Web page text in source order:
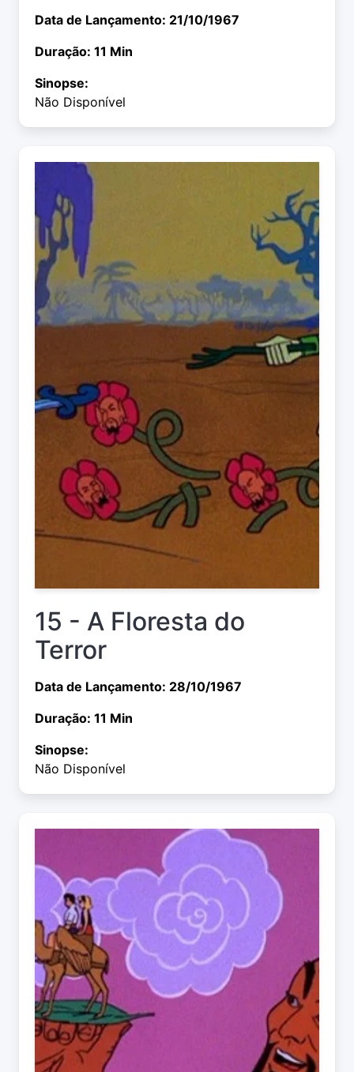
Data de Lançamento: 21/10/1967
Duração: 11 Min
Sinopse:
Não Disponível
15 - A Floresta do
Terror
Data de Lançamento: 28/10/1967
Duração: 11 Min
Sinopse:
Não Disponível